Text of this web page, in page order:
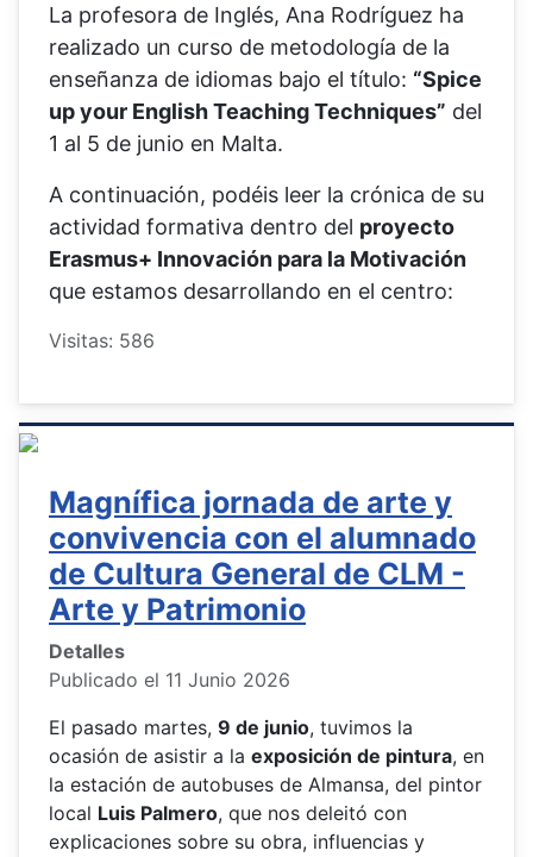
La profesora de Inglés, Ana Rodríguez ha
realizado un curso de metodología de la
enseñanza de idiomas bajo el título: “Spice
up your English Teaching Techniques” del
1 al 5 de junio en Malta.
A continuación, podéis leer la crónica de su
actividad formativa dentro del proyecto
Erasmus+ Innovación para la Motivación
que estamos desarrollando en el centro:
Visitas: 586
Magnífica jornada de arte y
convivencia con el alumnado
de Cultura General de CLM -
Arte y Patrimonio
Detalles
Publicado el 11 Junio 2026
El pasado martes, 9 de junio, tuvimos la
ocasión de asistir a la exposición de pintura, en
la estación de autobuses de Almansa, del pintor
local Luis Palmero, que nos deleitó con
explicaciones sobre su obra, influencias y